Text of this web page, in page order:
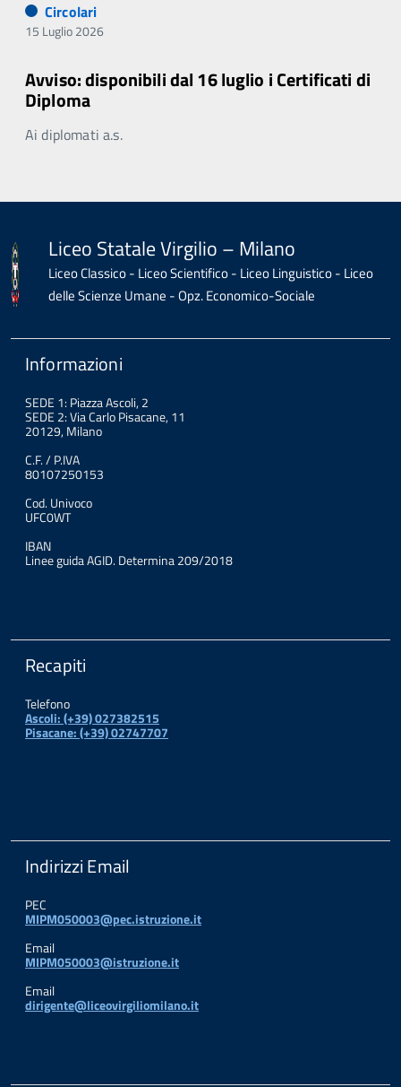
Circolari
15 Luglio 2026
Avviso: disponibili dal 16 luglio i Certificati di
Diploma
Ai diplomati a.s.
Liceo Statale Virgilio – Milano
Liceo Classico - Liceo Scientifico - Liceo Linguistico - Liceo
delle Scienze Umane - Opz. Economico-Sociale
Informazioni
SEDE 1: Piazza Ascoli, 2
SEDE 2: Via Carlo Pisacane, 11
20129, Milano
C.F. / P.IVA
80107250153
Cod. Univoco
UFC0WT
IBAN
Linee guida AGID. Determina 209/2018
Recapiti
Telefono
Ascoli: (+39) 027382515
Pisacane: (+39) 02747707
Indirizzi Email
PEC
MIPM050003@pec.istruzione.it
Email
MIPM050003@istruzione.it
Email
dirigente@liceovirgiliomilano.it